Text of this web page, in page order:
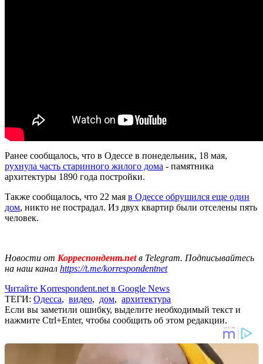
Ранее сообщалось, что в Одессе в понедельник, 18 мая,
рухнула часть старинного жилого дома - памятника
архитектуры 1890 года постройки.
Также сообщалось, что 22 мая в Одессе обрушился еще один
дом, никто не пострадал. Из двух квартир были отселены пять
человек.
Новости от Корреспондент.netв Telegram. Подписывайтесь
на наш канал https://t.me/korrespondentnet
Читайте Korrespondent.net в Google News
ТЕГИ: Одесса, видео, дом, архитектура
Если вы заметили ошибку, выделите необходимый текст и
нажмите Ctrl+Enter, чтобы сообщить об этом редакции.